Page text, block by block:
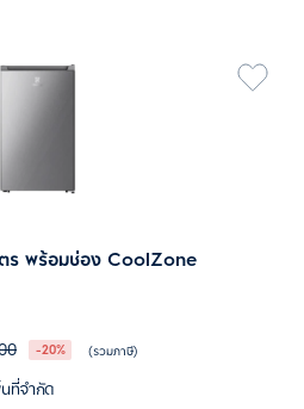
ร พร้อมช่อง CoolZone
-20% (รวมภาษี)
ที่จำกัด